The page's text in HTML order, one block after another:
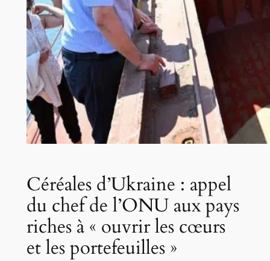
Céréales d’Ukraine : appel
du chef de l’ONU aux pays
riches à « ouvrir les cœurs
et les portefeuilles »